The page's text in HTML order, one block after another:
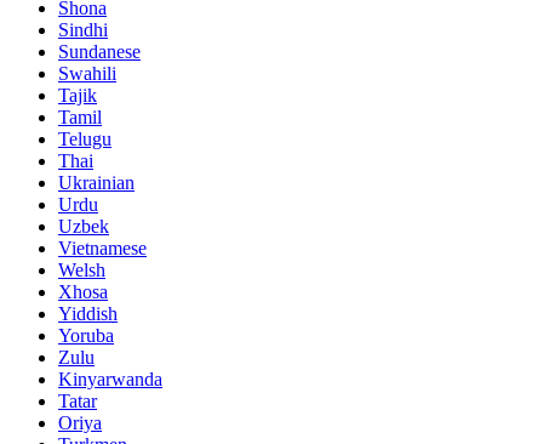
Shona
Sindhi
Sundanese
Swahili
Tajik
Tamil
Telugu
Thai
Ukrainian
Urdu
Uzbek
Vietnamese
Welsh
Xhosa
Yiddish
Yoruba
Zulu
Kinyarwanda
Tatar
Oriya